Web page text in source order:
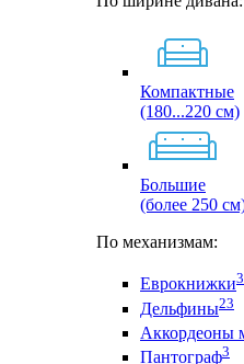
Компактные
(180...220 см)
Большие
(более 250
По механизмам:
Еврокнижки
Дельфины23
Аккордеоны
Пантограф3